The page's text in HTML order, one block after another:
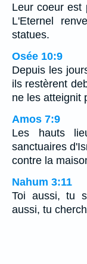
Leur coeur est
L'Eternel
statues.
Osée 10:9
Depuis les
ils restèrent
ne les atteignit
Amos 7:9
Les hauts
sanctuaires
contre la
Nahum 3:11
Toi aussi, tu
aussi, tu